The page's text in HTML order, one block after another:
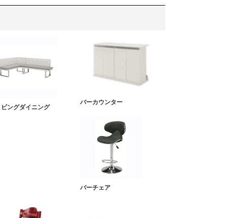
ビングダイニング
バーカウンター
バーチェア